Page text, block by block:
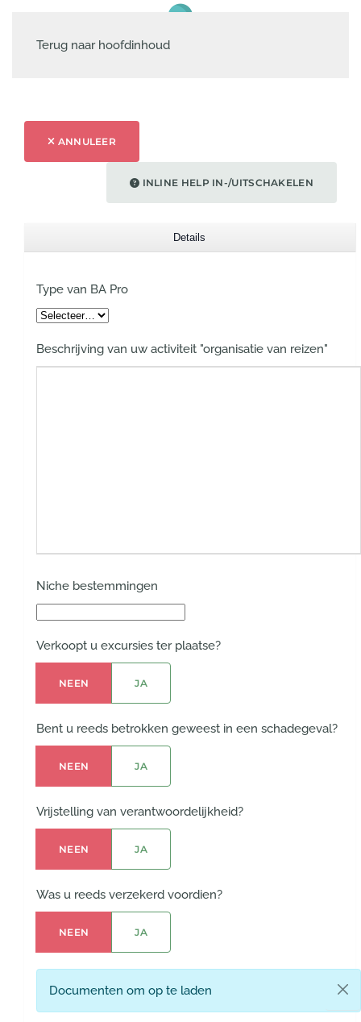
Terug naar hoofdinhoud
ANNULEER
INLINE HELP IN-/UITSCHAKELEN
Details
Type van BA Pro
Beschrijving van uw activiteit "organisatie van reizen"
Niche bestemmingen
Verkoopt u excursies ter plaatse?
NEEN JA
Bent u reeds betrokken geweest in een schadegeval?
NEEN JA
Vrijstelling van verantwoordelijkheid?
NEEN JA
Was u reeds verzekerd voordien?
NEEN JA
Documenten om op te laden